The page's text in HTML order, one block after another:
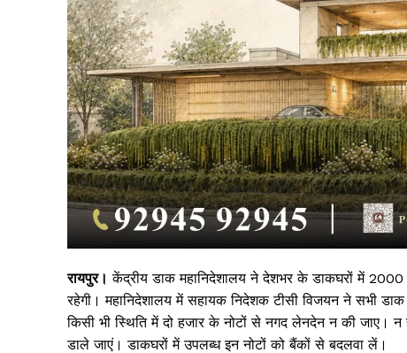
रायपुर। केंद्रीय डाक महानिदेशालय ने देशभर के डाकघरों में
रहेगी। महानिदेशालय में सहायक निदेशक टीसी विजयन ने सभी
किसी भी स्थिति में दो हजार के नोटों से नगद लेनदेन न की जाए।
डाले जाएं। डाकघरों में उपलब्ध इन नोटों को बैंकों से बदलवा लें।